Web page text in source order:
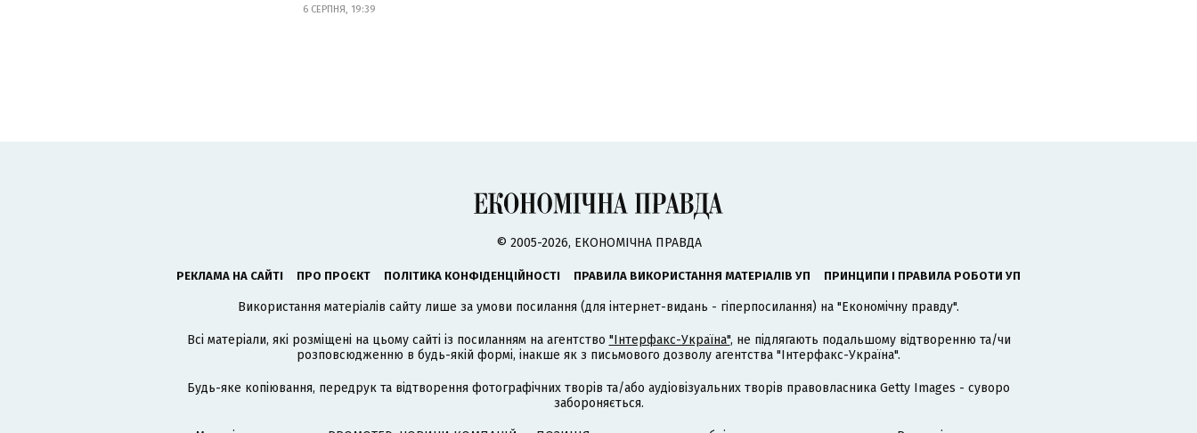
6 СЕРПНЯ, 19:39
© 2005-2026, ЕКОНОМІЧНА ПРАВДА
РЕКЛАМА НА САЙТІ ПРО ПРОЄКТ ПОЛІТИКА КОНФІДЕНЦІЙНОСТІ ПРАВИЛА ВИКОРИСТАННЯ МАТЕРІАЛІВ УП ПРИНЦИПИ І ПРАВИЛА РОБОТИ УП
Використання матеріалів сайту лише за умови посилання (для інтернет-видань - гіперпосилання) на "Економічну правду".
Всі матеріали, які розміщені на цьому сайті із посиланням на агентство "Інтерфакс-Україна", не підлягають подальшому відтворенню та/чи
розповсюдженню в будь-якій формі, інакше як з письмового дозволу агентства "Інтерфакс-Україна".
Будь-яке копіювання, передрук та відтворення фотографічних творів та/або аудіовізуальних творів правовласника Getty Images - суворо
забороняється.